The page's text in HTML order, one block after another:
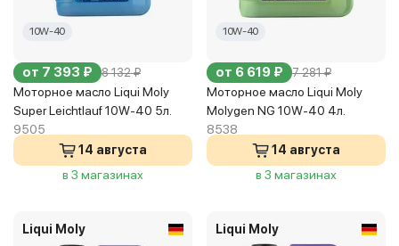
10W-40
от 7 393 ₽ 8 132 ₽
Моторное масло Liqui Moly
Super Leichtlauf 10W-40 5л.
9505
14 августа
в 3 магазинах
10W-40
от 6 619 ₽ 7 281 ₽
Моторное масло Liqui Moly
Molygen NG 10W-40 4л.
8538
14 августа
в 3 магазинах
Liqui Moly Liqui Moly